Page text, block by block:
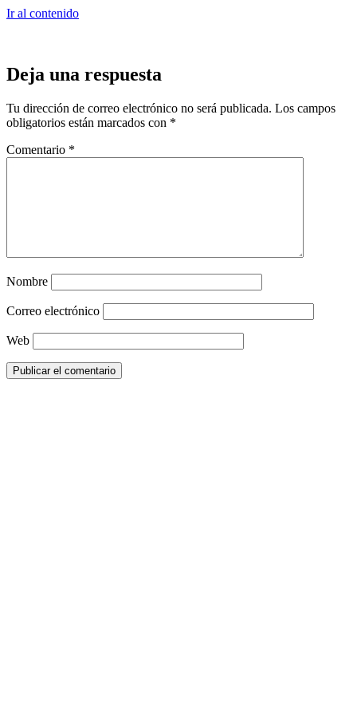
Ir al contenido
Deja una respuesta
Tu dirección de correo electrónico no será publicada. Los campos
obligatorios están marcados con *
Comentario *
Nombre
Correo electrónico
Web